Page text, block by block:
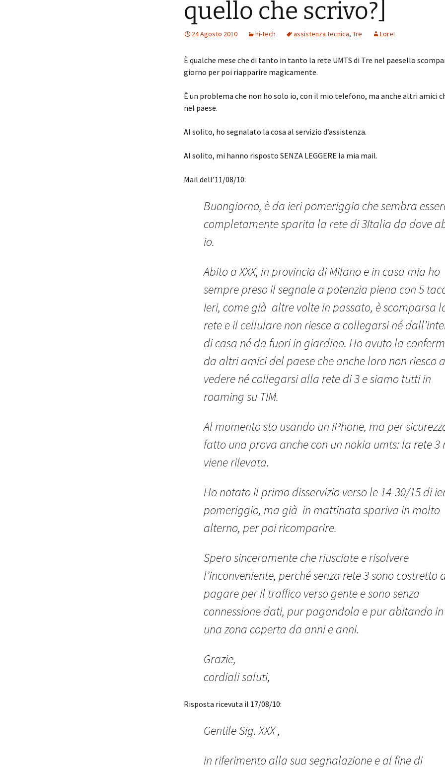
quello che scrivo?]
24 Agosto 2010 hi-tech assistenza tecnica, Tre Lore!
È qualche mese che di tanto in tanto la rete UMTS di Tre nel paesello
giorno per poi riapparire magicamente.
È un problema che non ho solo io, con il mio telefono, ma anche altri amici
nel paese.
Al solito, ho segnalato la cosa al servizio d’assistenza.
Al solito, mi hanno risposto SENZA LEGGERE la mia mail.
Mail dell’11/08/10:
Buongiorno, è da ieri pomeriggio che sembra
completamente sparita la rete di 3Italia da dove
io.
Abito a XXX, in provincia di Milano e in casa mia ho
sempre preso il segnale a potenzia piena con 5
Ieri, come già altre volte in passato, è scomparsa
rete e il cellulare non riesce a collegarsi né
di casa né da fuori in giardino. Ho avuto la
da altri amici del paese che anche loro non riesco a
vedere né collegarsi alla rete di 3 e siamo tutti in
roaming su TIM.
Al momento sto usando un iPhone, ma per
fatto una prova anche con un nokia umts: la rete 3
viene rilevata.
Ho notato il primo disservizio verso le 14-30/15 di
pomeriggio, ma già in mattinata spariva in molto
alterno, per poi ricomparire.
Spero sinceramente che riusciate e risolvere
l’inconveniente, perché senza rete 3 sono costretto
pagare per il traffico verso gente e sono senza
connessione dati, pur pagandola e pur abitando in
una zona coperta da anni e anni.
Grazie,
cordiali saluti,
Risposta ricevuta il 17/08/10:
Gentile Sig. XXX ,
in riferimento alla sua segnalazione e al fine di